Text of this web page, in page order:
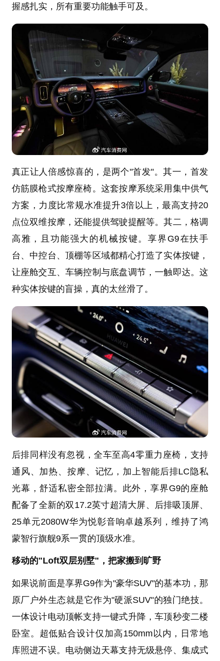
握感扎实，所有重要功能触手可及。
真正让人倍感惊喜的，是两个"首发"。其一，首发
仿筋膜枪式按摩座椅。这套按摩系统采用集中供气
方案，力度比常规水准提升3倍以上，最高支持20
点位双维按摩，还能提供驾驶提醒等。其二，格调
高雅，且功能强大的机械按键。享界G9在扶手
台、中控台、顶棚等区域都精心打造了实体按键，
让座舱交互、车辆控制与底盘调节，一触即达。这
种实体按键的盲操，真的太丝滑了。
后排同样没有忽视，全车至高4零重力座椅，支持
通风、加热、按摩、记忆，加上智能后排LC隐私
光幕，舒适私密全部拉满。此外，享界G9的座舱
配备了全新的双17.2英寸超清大屏、后排吸顶屏、
25单元2080W华为悦彰音响卓越系列，维持了鸿
蒙智行旗舰9系一贯的顶级水准。
移动的"Loft双层别墅"，把家搬到旷野
如果说前面是享界G9作为"豪华SUV"的基本功，那
原厂户外生态就是它作为"硬派SUV"的独门绝技。
一体设计电动顶帐支持一键式升降，车顶秒变二楼
卧室。超低贴合设计仅加高150mm以内，日常地
库照进不误。电动侧边天幕支持无级悬停、集成式